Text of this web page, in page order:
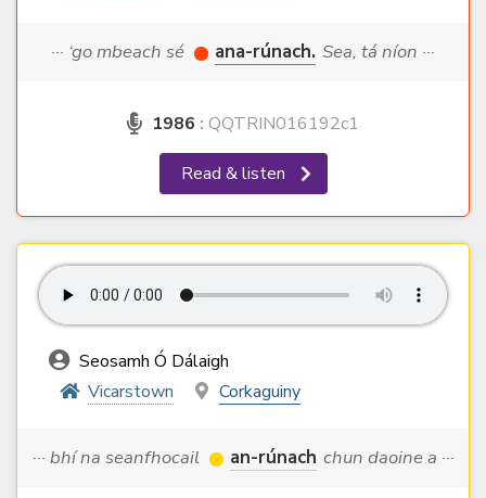
··· ‘go mbeach sé ana-rúnach. Sea, tá níon ···
1986 : QQTRIN016192c1
Read & listen
Seosamh Ó Dálaigh
Vicarstown
Corkaguiny
··· bhí na seanfhocail an-rúnach chun daoine a ···